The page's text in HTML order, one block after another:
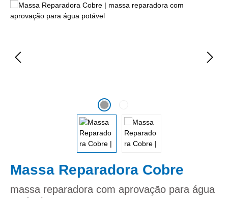
Ignorar galeria de imagens
Massa Reparadora Cobre
massa reparadora com aprovação para água